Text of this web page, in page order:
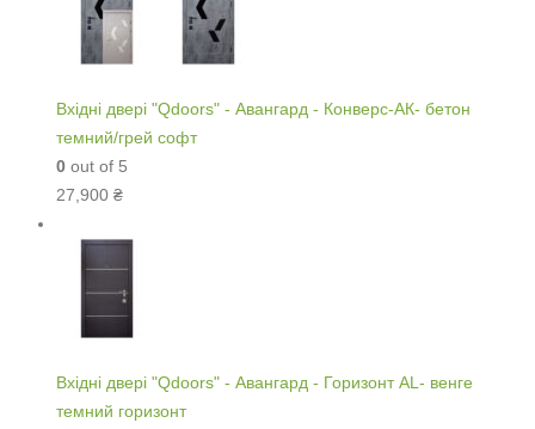
Вхідні двері "Qdoors" - Авангард - Конверс-АК- бетон
темний/грей софт
0 out of 5
27,900 ₴
Вхідні двері "Qdoors" - Авангард - Горизонт AL- венге
темний горизонт